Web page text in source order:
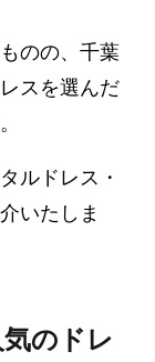
のの、千葉
スを選んだ
ルドレス・
いたしま
のドレ